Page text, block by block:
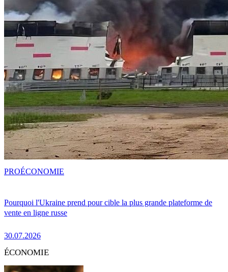
Pourquoi l'Ukraine prend pour cible la plus grande plateforme de
vente en ligne russe
30.07.2026
PROÉCONOMIE
ÉCONOMIE